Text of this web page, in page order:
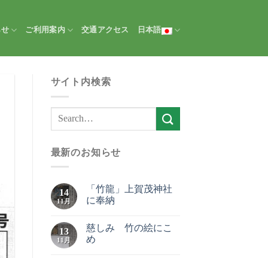
ご利用案内 交通アクセス 日本語
サイト内検索
最新のお知らせ
14
11月
「竹龍」上賀茂神社
に奉納
13
11月
慈しみ 竹の絵にこ
め